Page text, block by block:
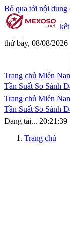
Bỏ qua tới nội dung
thứ bảy, 08/08/2026
Trang chủ Miền
Tần Suất So Sánh
Trang chủ Miền
Tần Suất So Sánh
Đang tải... 20:21:39
Trang chủ